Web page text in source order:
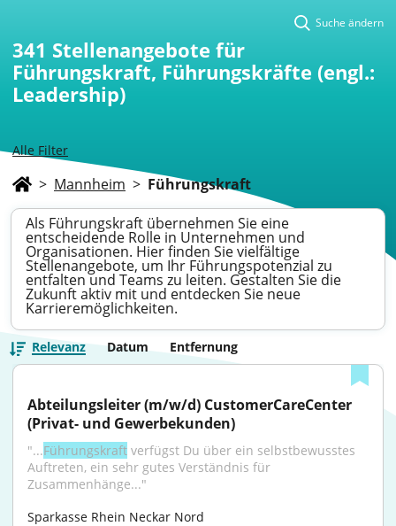
Alle Filter
Suche ändern
341 Stellenangebote für
Führungskraft, Führungskräfte (engl.:
Leadership)
> Mannheim > Führungskraft
Als Führungskraft übernehmen Sie eine
entscheidende Rolle in Unternehmen und
Organisationen. Hier finden Sie vielfältige
Stellenangebote, um Ihr Führungspotenzial zu
entfalten und Teams zu leiten. Gestalten Sie die
Zukunft aktiv mit und entdecken Sie neue
Karrieremöglichkeiten.
Relevanz Datum Entfernung
Abteilungsleiter (m/w/d) CustomerCareCenter
(Privat- und Gewerbekunden)
"...Führungskraft verfügst Du über ein selbstbewusstes
Auftreten, ein sehr gutes Verständnis für
Zusammenhänge..."
Sparkasse Rhein Neckar Nord